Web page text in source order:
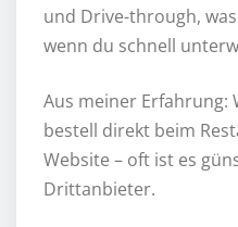
und Drive-through,
wenn du schnell
Aus meiner Erfahrung:
bestell direkt beim
Website – oft ist es
Drittanbieter.